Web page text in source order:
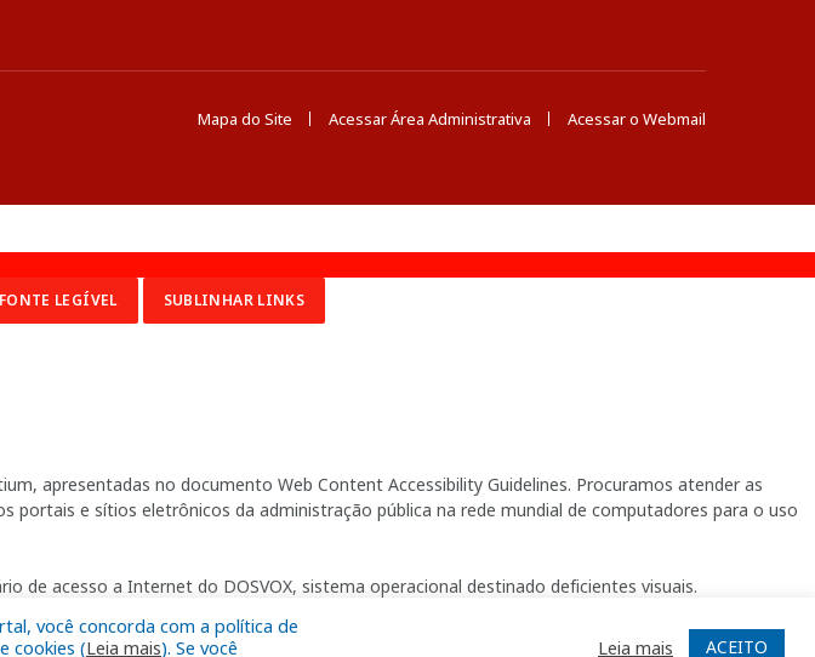
Mapa do Site Acessar Área Administrativa Acessar o Webmail
você concorda com a política de
cookies (Leia mais). Se você Leia mais ACEITO
FONTE LEGÍVEL SUBLINHAR LINKS
apresentadas no documento Web Content Accessibility Guidelines. Procuramos atender as
portais e sítios eletrônicos da administração pública na rede mundial de computadores para o uso
de acesso a Internet do DOSVOX, sistema operacional destinado deficientes visuais.